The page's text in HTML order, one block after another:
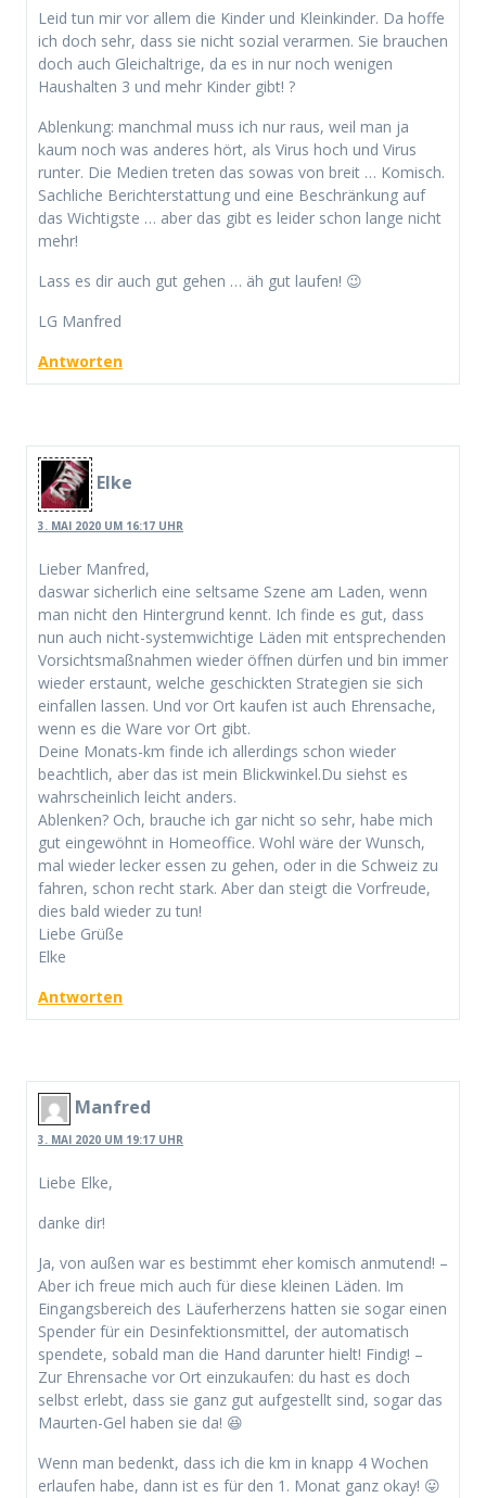
Leid tun mir vor allem die Kinder und Kleinkinder. Da hoffe
ich doch sehr, dass sie nicht sozial verarmen. Sie brauchen
doch auch Gleichaltrige, da es in nur noch wenigen
Haushalten 3 und mehr Kinder gibt! ?
Ablenkung: manchmal muss ich nur raus, weil man ja
kaum noch was anderes hört, als Virus hoch und Virus
runter. Die Medien treten das sowas von breit … Komisch.
Sachliche Berichterstattung und eine Beschränkung auf
das Wichtigste … aber das gibt es leider schon lange nicht
mehr!
Lass es dir auch gut gehen … äh gut laufen! 😉
LG Manfred
Antworten
Elke
3. MAI 2020 UM 16:17 UHR
Lieber Manfred,
daswar sicherlich eine seltsame Szene am Laden, wenn
man nicht den Hintergrund kennt. Ich finde es gut, dass
nun auch nicht-systemwichtige Läden mit entsprechenden
Vorsichtsmaßnahmen wieder öffnen dürfen und bin immer
wieder erstaunt, welche geschickten Strategien sie sich
einfallen lassen. Und vor Ort kaufen ist auch Ehrensache,
wenn es die Ware vor Ort gibt.
Deine Monats-km finde ich allerdings schon wieder
beachtlich, aber das ist mein Blickwinkel.Du siehst es
wahrscheinlich leicht anders.
Ablenken? Och, brauche ich gar nicht so sehr, habe mich
gut eingewöhnt in Homeoffice. Wohl wäre der Wunsch,
mal wieder lecker essen zu gehen, oder in die Schweiz zu
fahren, schon recht stark. Aber dan steigt die Vorfreude,
dies bald wieder zu tun!
Liebe Grüße
Elke
Antworten
Manfred
3. MAI 2020 UM 19:17 UHR
Liebe Elke,
danke dir!
Ja, von außen war es bestimmt eher komisch anmutend! –
Aber ich freue mich auch für diese kleinen Läden. Im
Eingangsbereich des Läuferherzens hatten sie sogar einen
Spender für ein Desinfektionsmittel, der automatisch
spendete, sobald man die Hand darunter hielt! Findig! –
Zur Ehrensache vor Ort einzukaufen: du hast es doch
selbst erlebt, dass sie ganz gut aufgestellt sind, sogar das
Maurten-Gel haben sie da! 😆
Wenn man bedenkt, dass ich die km in knapp 4 Wochen
erlaufen habe, dann ist es für den 1. Monat ganz okay! 😛